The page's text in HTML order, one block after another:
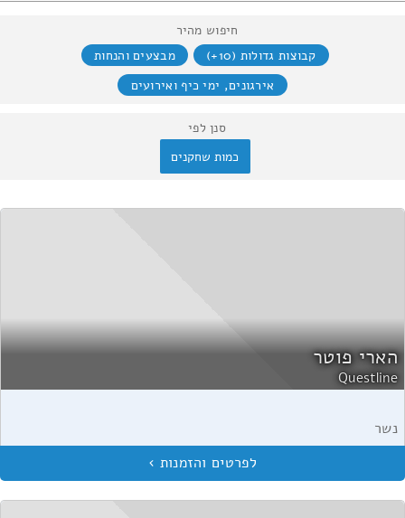
חיפוש מהיר
קבוצות גדולות (10+)
מבצעים והנחות
אירגונים, ימי כיף ואירועים
סנן לפי
כמות שחקנים
הארי פוטר
Questline
נשר